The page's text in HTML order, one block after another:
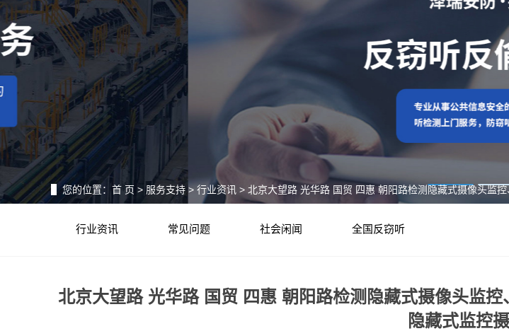
您的位置： 首 页 > 服务支持 > 行业资讯 > 北京大望路 光华路 国贸 四惠 朝阳路检测隐藏式摄像头监
行业资讯 常见问题 社会闲闻 全国反窃听
北京大望路 光华路 国贸 四惠 朝阳路检测隐藏式摄像头监
隐藏式监控